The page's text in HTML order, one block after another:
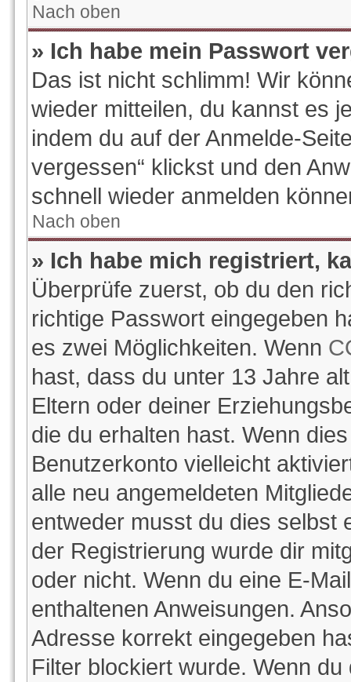
Nach oben
» Ich habe mein Passwort
Das ist nicht schlimm! Wir
wieder mitteilen, du kannst es
indem du auf der Anmelde-
vergessen“ klickst und den
schnell wieder anmelden
Nach oben
» Ich habe mich registriert,
Überprüfe zuerst, ob du den
richtige Passwort eingegeben
es zwei Möglichkeiten. Wenn
hast, dass du unter 13 Jahre
Eltern oder deiner
die du erhalten hast. Wenn
Benutzerkonto vielleicht
alle neu angemeldeten
entweder musst du dies selbst
der Registrierung wurde dir
oder nicht. Wenn du eine E-
enthaltenen Anweisungen.
Adresse korrekt eingegeben
Filter blockiert wurde. Wenn